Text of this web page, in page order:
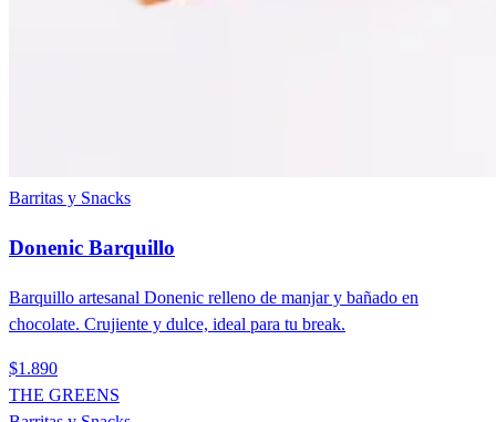
Barritas y Snacks
Donenic Barquillo
Barquillo artesanal Donenic relleno de manjar y bañado en
chocolate. Crujiente y dulce, ideal para tu break.
$1.890
THE GREENS